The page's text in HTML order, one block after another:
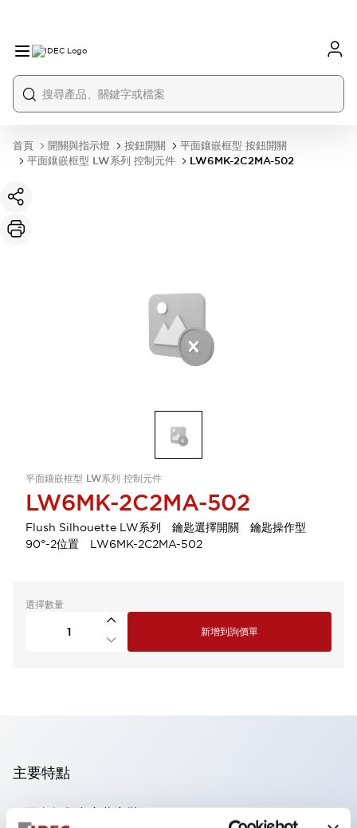
首頁 開關與指示燈 按鈕開關
平面鑲嵌框型 按鈕開關
平面鑲嵌框型 LW系列 控制元件
LW6MK-2C2MA-502
平面鑲嵌框型 LW系列 控制元件
LW6MK-2C2MA-502
Flush Silhouette LW系列 鑰匙選擇開關 鑰匙操作型
90°-2位置 LW6MK-2C2MA-502
選擇數量
新增到詢價單
主要特點
可進行集合密著安裝